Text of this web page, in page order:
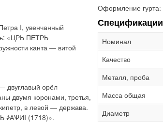
I, увенчанный
«ЦРЬ ПЕТРЬ
канта — витой
двуглавый орёл
двумя коронами, третья,
в левой — держава.
҂АѰИI (1718)».
Оформление гурта:
Спецификации
Номинал
Качество
Металл, проба
Масса общая
Диаметр